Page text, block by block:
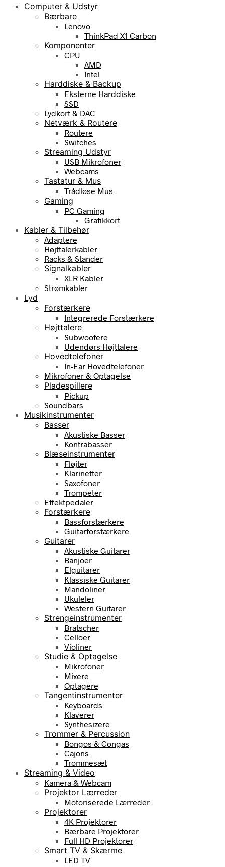
Computer & Udstyr
Bærbare
Lenovo
ThinkPad X1 Carbon
Komponenter
CPU
AMD
Intel
Harddiske & Backup
Eksterne Harddiske
SSD
Lydkort & DAC
Netværk & Routere
Routere
Switches
Streaming Udstyr
USB Mikrofoner
Webcams
Tastatur & Mus
Trådløse Mus
Gaming
PC Gaming
Grafikkort
Kabler & Tilbehør
Adaptere
Højttalerkabler
Racks & Stander
Signalkabler
XLR Kabler
Strømkabler
Lyd
Forstærkere
Integrerede Forstærkere
Højttalere
Subwoofere
Udendørs Højttalere
Hovedtelefoner
In-Ear Hovedtelefoner
Mikrofoner & Optagelse
Pladespillere
Pickup
Soundbars
Musikinstrumenter
Basser
Akustiske Basser
Kontrabasser
Blæseinstrumenter
Fløjter
Klarinetter
Saxofoner
Trompeter
Effektpedaler
Forstærkere
Bassforstærkere
Guitarforstærkere
Guitarer
Akustiske Guitarer
Banjoer
Elguitarer
Klassiske Guitarer
Mandoliner
Ukuleler
Western Guitarer
Strengeinstrumenter
Bratscher
Celloer
Violiner
Studie & Optagelse
Mikrofoner
Mixere
Optagere
Tangentinstrumenter
Keyboards
Klaverer
Synthesizere
Trommer & Percussion
Bongos & Congas
Cajons
Trommesæt
Streaming & Video
Kamera & Webcam
Projektor Lærreder
Motoriserede Lærreder
Projektorer
4K Projektorer
Bærbare Projektorer
Full HD Projektorer
Smart TV & Skærme
LED TV